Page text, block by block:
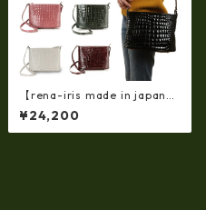
【rena-iris made in japan】
牛革製品・エナメルクロコ・
ショルダーバッグ(日本製）ir-
4042
¥24,200